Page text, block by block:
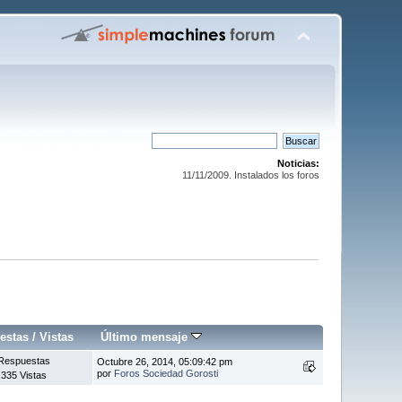
Noticias:
11/11/2009. Instalados los foros
/Vistas Último mensaje
Vistas
Octubre 26, 2014, 05:09:42 pm
por Foros Sociedad Gorosti